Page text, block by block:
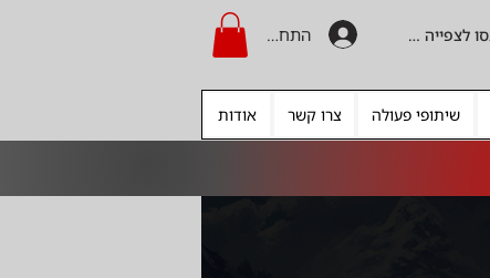
התחברות היכנסו לצפייה בקרדיט
שיתופי פעולה צרו קשר אודות